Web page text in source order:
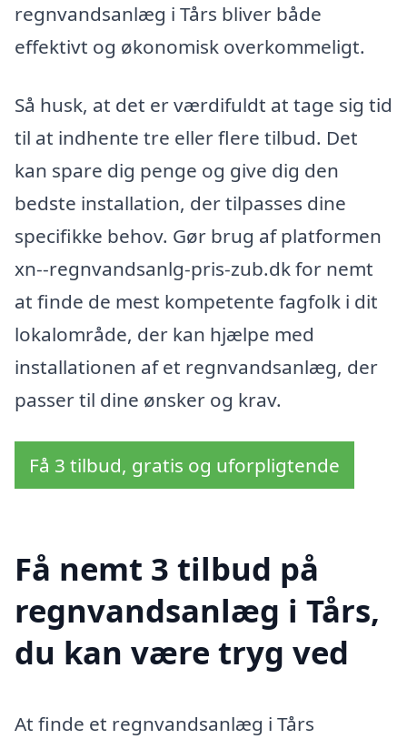
regnvandsanlæg i Tårs bliver både
effektivt og økonomisk overkommeligt.
Så husk, at det er værdifuldt at tage sig tid
til at indhente tre eller flere tilbud. Det
kan spare dig penge og give dig den
bedste installation, der tilpasses dine
specifikke behov. Gør brug af platformen
xn--regnvandsanlg-pris-zub.dk for nemt
at finde de mest kompetente fagfolk i dit
lokalområde, der kan hjælpe med
installationen af et regnvandsanlæg, der
passer til dine ønsker og krav.
Få 3 tilbud, gratis og uforpligtende
Få nemt 3 tilbud på
regnvandsanlæg i Tårs,
du kan være tryg ved
At finde et regnvandsanlæg i Tårs